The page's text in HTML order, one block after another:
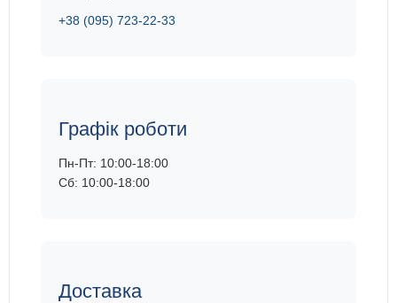
+38 (095) 723-22-33
Графік роботи
Пн-Пт: 10:00-18:00
Сб: 10:00-18:00
Доставка